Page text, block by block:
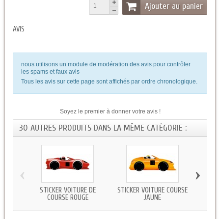
Ajouter au panier
AVIS
nous utilisons un module de modération des avis pour contrôler
les spams et faux avis
Tous les avis sur cette page sont affichés par ordre chronologique.
Soyez le premier à donner votre avis !
30 AUTRES PRODUITS DANS LA MÊME CATÉGORIE :
STICKER VOITURE DE
COURSE ROUGE
STICKER VOITURE COURSE
JAUNE
‹ ›